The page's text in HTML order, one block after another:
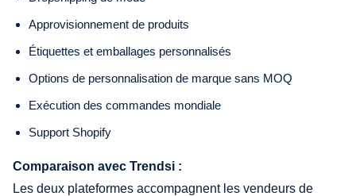
Approvisionnement de produits
Étiquettes et emballages personnalisés
Options de personnalisation de marque sans MOQ
Exécution des commandes mondiale
Support Shopify
Comparaison avec Trendsi :
Les deux plateformes accompagnent les vendeurs de